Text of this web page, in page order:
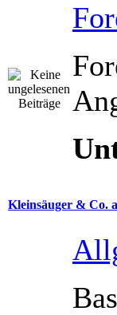
Kleinsäuger & Co.